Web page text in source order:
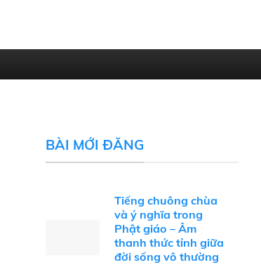
BÀI MỚI ĐĂNG
Tiếng chuông chùa
và ý nghĩa trong
Phật giáo – Âm
thanh thức tỉnh giữa
đời sống vô thường